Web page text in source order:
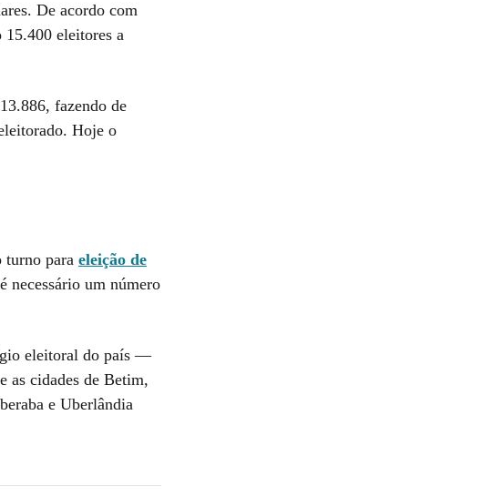
De acordo com
eleitores a
fazendo de
Hoje o
turno para eleição de
necessário um número
eleitoral do país —
as cidades de Betim,
e Uberlândia